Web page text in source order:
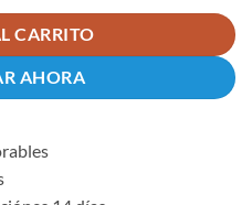
CARRITO
AHORA